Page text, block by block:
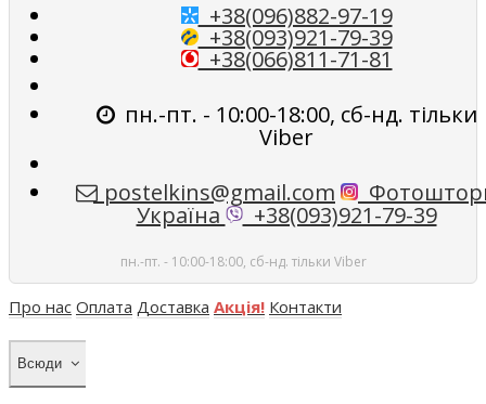
+38(096)882-97-19
+38(093)921-79-39
+38(066)811-71-81
пн.-пт. - 10:00-18:00, сб-нд. тільки
Viber
postelkins@gmail.com
Україна +38(093)921-79-39
пн.-пт. - 10:00-18:00, сб-нд. тільки Viber
Про нас Оплата Доставка Акція! Контакти
Всюди